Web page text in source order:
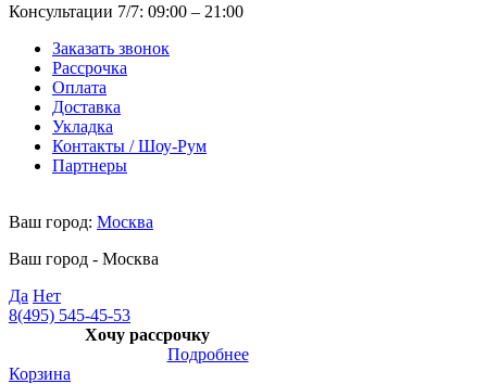
Консультации 7/7: 09:00 ‒ 21:00
Заказать звонок
Рассрочка
Оплата
Доставка
Укладка
Контакты / Шоу-Рум
Партнеры
Ваш город: Москва
Ваш город - Москва
Да Нет
8(495) 545-45-53
Хочу рассрочку
Подробнее
Корзина